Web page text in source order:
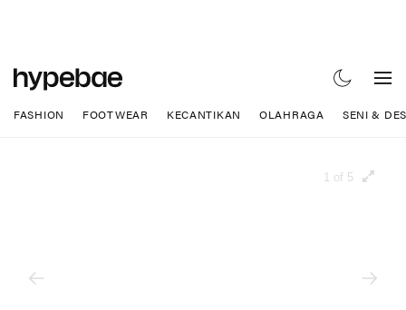
FASHION FOOTWEAR KECANTIKAN OLAHRAGA SENI &
1 of 5